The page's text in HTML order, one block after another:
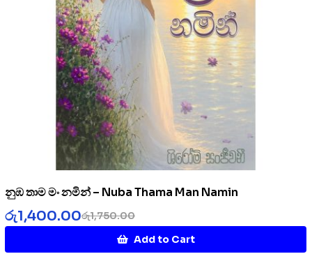
නුඹ තාම මං නමින් – Nuba Thama Man Namin
රු1,750.00
රු1,400.00
Add to Cart